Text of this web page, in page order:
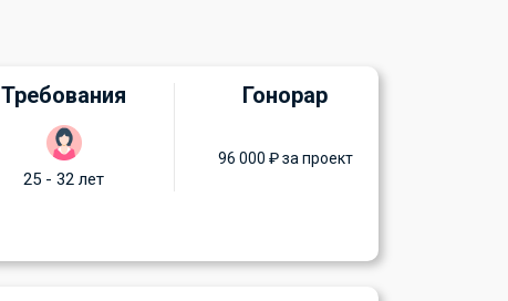
Требования
25 - 32 лет
Гонорар
96 000 ₽ за проект